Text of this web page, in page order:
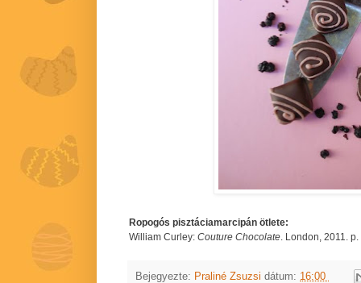
Ropogós pisztáciamarcipán ötlete:
William Curley: Couture Chocolate . London, 2011.
Bejegyezte: Praliné Zsuzsi dátum: 16:00